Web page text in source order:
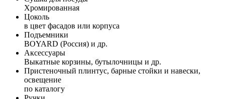
Хромированная
Цоколь
в цвет фасадов или корпуса
Подъемники
BOYARD (Россия) и др.
Аксессуары
Выкатные корзины, бутылочницы и др.
Пристеночный плинтус, барные стойки и навески,
освещение
по каталогу